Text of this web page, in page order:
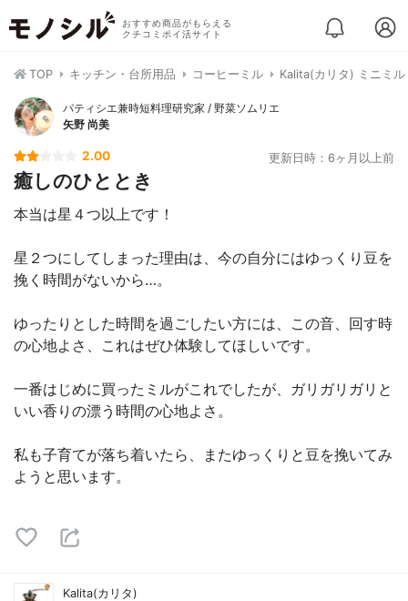
おすすめ商品がもらえる
クチコミポイ活サイト
TOP キッチン・台所用品 コーヒーミル Kalita(カリタ) ミニミ
パティシエ兼時短料理研究家 / 野菜ソムリエ
矢野 尚美
2.00 更新日時：6ヶ月以上前
癒しのひととき
本当は星４つ以上です！
星２つにしてしまった理由は、今の自分にはゆっくり豆を
挽く時間がないから…。
ゆったりとした時間を過ごしたい方には、この音、回す時
の心地よさ、これはぜひ体験してほしいです。
一番はじめに買ったミルがこれでしたが、ガリガリガリと
いい香りの漂う時間の心地よさ。
私も子育てが落ち着いたら、またゆっくりと豆を挽いてみ
ようと思います。
Kalita(カリタ)